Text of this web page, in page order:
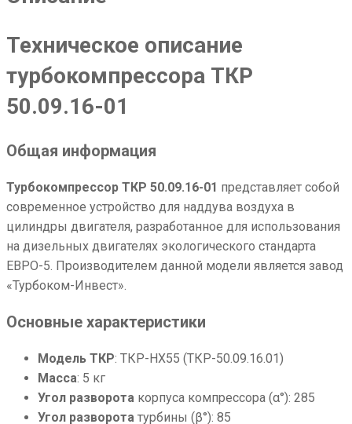
Техническое описание
турбокомпрессора ТКР
50.09.16-01
Общая информация
Турбокомпрессор ТКР 50.09.16-01 представляет собой
современное устройство для наддува воздуха в
цилиндры двигателя, разработанное для использования
на дизельных двигателях экологического стандарта
ЕВРО-5. Производителем данной модели является завод
«Турбоком-Инвест».
Основные характеристики
Модель ТКР: ТКР-HX55 (ТКР-50.09.16.01)
Масса: 5 кг
Угол разворота корпуса компрессора (α°): 285
Угол разворота турбины (β°): 85